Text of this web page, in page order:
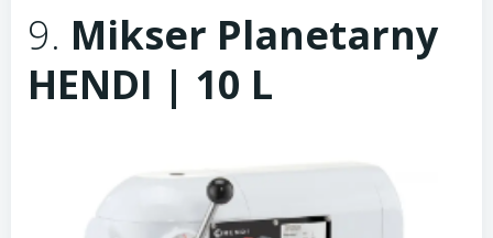
9. Mikser Planetarny
HENDI | 10 L